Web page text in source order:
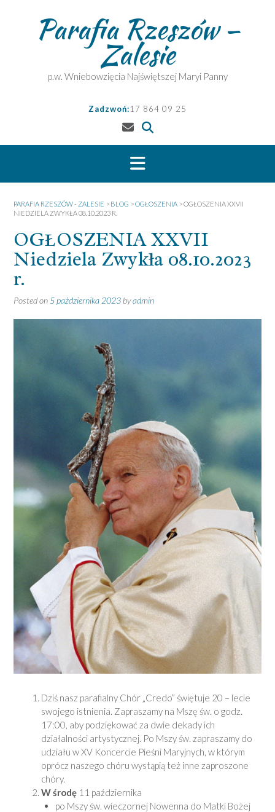
Parafia Rzeszów –
Zalesie
p.w. Wniebowzięcia Najświętszej Maryi Panny
Zadzwoń:17 864 09 25
PARAFIA RZESZÓW - ZALESIE > BLOG >OGŁOSZENIA >OGŁOSZENIA XXVII
NIEDZIELA ZWYKŁA 08.10.2023 R.
OGŁOSZENIA XXVII
Niedziela Zwykła 08.10.2023
r.
Posted on 5 października 2023 byadmin
Dziś nasz parafialny Chór „Credo” świętuje 20 – lecie
swojego istnienia. Zapraszamy na Mszę św. o godz.
17:00, aby podziękować za dwie dekady ich
działalności artystycznej. Po Mszy św. zapraszamy do
udziału w XV Koncercie Pieśni Maryjnych, w którym
oprócz naszego chóru wystąpią też inne zaproszone
chóry.
W środę 11 października
po Mszy św. wieczornej Nowenna do Matki Bożej